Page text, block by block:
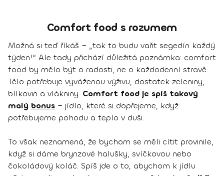
Comfort food s rozumem
Možná si teď říkáš – „tak to budu vařit segedín každý
týden!“ Ale tady přichází důležitá poznámka: comfort
food by mělo být o radosti, ne o každodenní stravě.
Tělo potřebuje vyváženou výživu, dostatek zeleniny,
bílkovin a vlákniny. Comfort food je spíš takový
malý bonus – jídlo, které si dopřejeme, když
potřebujeme pohodu a teplo v duši.
To však neznamená, že bychom se měli cítit provinile,
když si dáme brynzové halušky, svíčkovou nebo
čokoládový koláč. Spíš jde o to, abychom k jídlu